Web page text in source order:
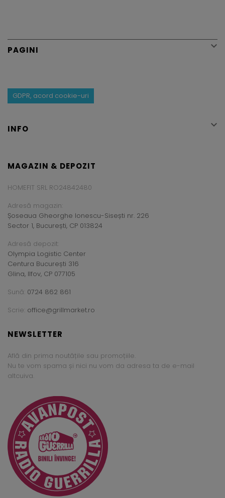
PAGINI 
GDPR, acord cookie-uri
INFO 
MAGAZIN & DEPOZIT
HOMEFIT SRL RO24842480
Adresă magazin:
Șoseaua Gheorghe Ionescu-Sisești nr. 226
Sector 1, București, CP 013824
Adresă depozit:
Olympia Logistic Center
Centura București 316
Glina, Ilfov, CP 077105
Sună: 0724 862 861
Scrie: office@grillmarket.ro
NEWSLETTER
Află din prima noutățile sau promoțiile.
Nu te vom spama și nici nu vom da adresa ta de e-mail
altcuiva.